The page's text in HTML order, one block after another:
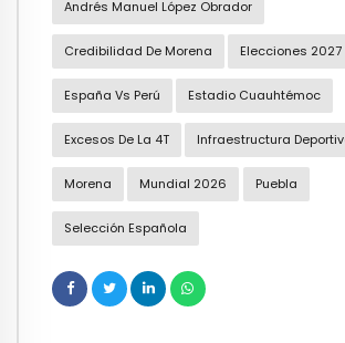
Andrés Manuel López Obrador
Credibilidad De Morena Elecciones 2027
España Vs Perú Estadio Cuauhtémoc
Excesos De La 4T Infraestructura
Morena Mundial 2026 Puebla
Selección Española